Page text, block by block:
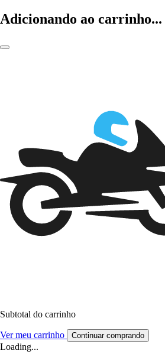
Adicionando ao carrinho...
Subtotal do carrinho
Ver meu carrinho Continuar comprando
Loading...